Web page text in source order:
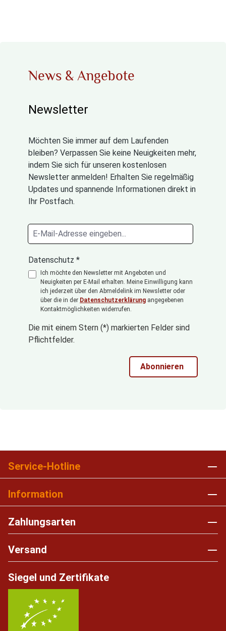
News & Angebote
Newsletter
Möchten Sie immer auf dem Laufenden
bleiben? Verpassen Sie keine Neuigkeiten mehr,
indem Sie sich für unseren kostenlosen
Newsletter anmelden! Erhalten Sie regelmäßig
Updates und spannende Informationen direkt in
Ihr Postfach.
Datenschutz *
Ich möchte den Newsletter mit Angeboten und
Neuigkeiten per E-Mail erhalten. Meine Einwilligung kann
ich jederzeit über den Abmeldelink im Newsletter oder
über die in der Datenschutzerklärung angegebenen
Kontaktmöglichkeiten widerrufen.
Die mit einem Stern (*) markierten Felder sind
Pflichtfelder.
Abonnieren
Service-Hotline
Information
Zahlungsarten
Versand
Siegel und Zertifikate